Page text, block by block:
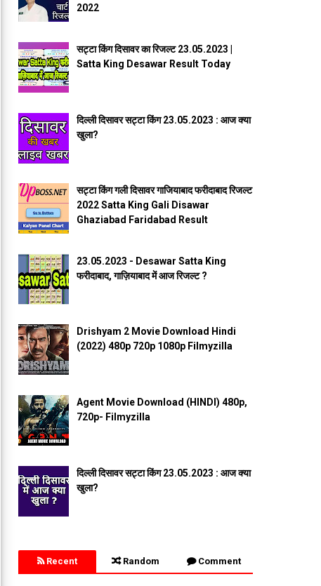
2022
सट्टा किंग दिसावर का रिजल्ट 23.05.2023 |
Satta King Desawar Result Today
दिल्ली दिसावर सट्टा किंग 23.05.2023 : आज क्या
खुला?
सट्टा किंग गली दिसावर गाजियाबाद फरीदाबाद रिजल्ट
2022 Satta King Gali Disawar
Ghaziabad Faridabad Result
23.05.2023 - Desawar Satta King
फरीदाबाद, गाज़ियाबाद में आज रिजल्ट ?
Drishyam 2 Movie Download Hindi
(2022) 480p 720p 1080p Filmyzilla
Agent Movie Download (HINDI) 480p,
720p- Filmyzilla
दिल्ली दिसावर सट्टा किंग 23.05.2023 : आज क्या
खुला?
Recent Random Comment